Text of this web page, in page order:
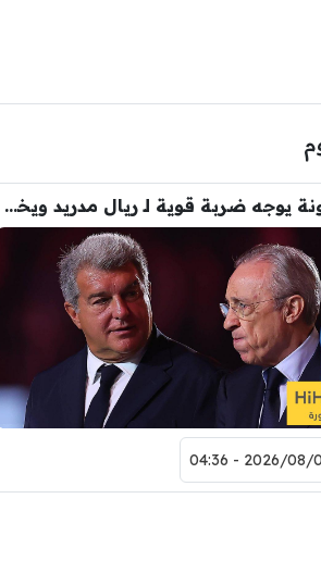
برشلونة يوجه ضربة قوية لـ ريال مدريد ويخفي صفقته التاريخية
2026/08/07 -